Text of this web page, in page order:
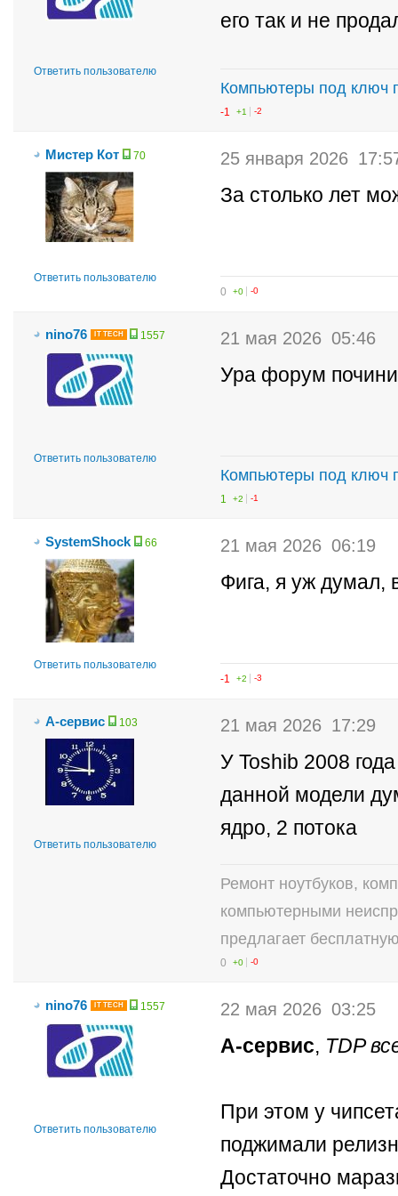
Ответить пользователю
его так и не
Компьютеры под ключ
-1 +1 -2
Мистер Кот 70
Ответить пользователю
25 января 2026
За столько лет
0 +0 -0
nino76 IT TECH 1557
Ответить пользователю
21 мая 2026 05:46
Ура форум
Компьютеры под ключ
1 +2 -1
SystemShock 66
Ответить пользователю
21 мая 2026 06:19
Фига, я уж думал,
-1 +2 -3
А-сервис 103
Ответить пользователю
21 мая 2026 17:29
У Toshib 2008
данной модели
ядро, 2 потока
Ремонт ноутбуков,
компьютерными
предлагает
0 +0 -0
nino76 IT TECH 1557
Ответить пользователю
22 мая 2026 03:25
А-сервис, TDP
При этом у
поджимали
Достаточно